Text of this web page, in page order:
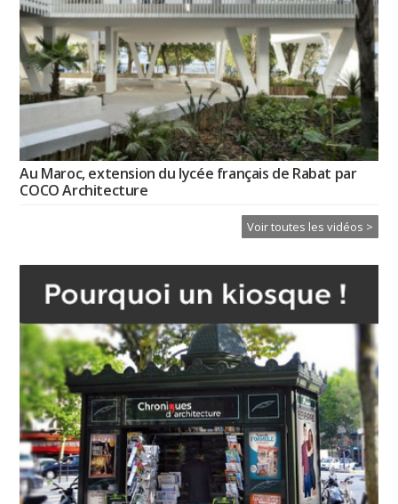
Au Maroc, extension du lycée français de Rabat par
COCO Architecture
Voir toutes les vidéos >